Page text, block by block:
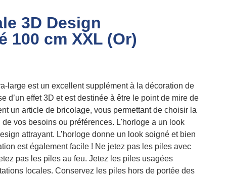
3D Design
100 cm XXL (Or)
large est un excellent supplément à la décoration de
d’un effet 3D et est destinée à être le point de mire de
un article de bricolage, vous permettant de choisir la
vos besoins ou préférences. L'horloge a un look
attrayant. L’horloge donne un look soigné et bien
est également facile ! Ne jetez pas les piles avec
pas les piles au feu. Jetez les piles usagées
locales. Conservez les piles hors de portée des